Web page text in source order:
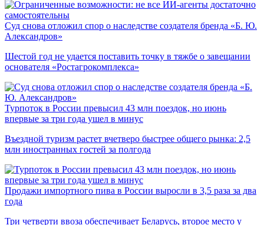
Суд снова отложил спор о наследстве создателя бренда «Б. Ю.
Александров»
Шестой год не удается поставить точку в тяжбе о завещании
основателя «Ростагрокомплекса»
Турпоток в России превысил 43 млн поездок, но июнь
впервые за три года ушел в минус
Въездной туризм растет вчетверо быстрее общего рынка: 2,5
млн иностранных гостей за полгода
Продажи импортного пива в России выросли в 3,5 раза за два
года
Три четверти ввоза обеспечивает Беларусь, второе место у